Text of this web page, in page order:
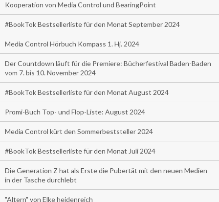
Kooperation von Media Control und BearingPoint
#BookTok Bestsellerliste für den Monat September 2024
Media Control Hörbuch Kompass 1. Hj. 2024
Der Countdown läuft für die Premiere: Bücherfestival Baden-Baden
vom 7. bis 10. November 2024
#BookTok Bestsellerliste für den Monat August 2024
Promi-Buch Top- und Flop-Liste: August 2024
Media Control kürt den Sommerbeststeller 2024
#BookTok Bestsellerliste für den Monat Juli 2024
Die Generation Z hat als Erste die Pubertät mit den neuen Medien
in der Tasche durchlebt
"Altern" von Elke heidenreich